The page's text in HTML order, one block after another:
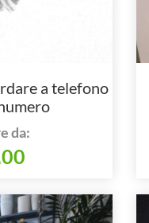
a telefono
da: